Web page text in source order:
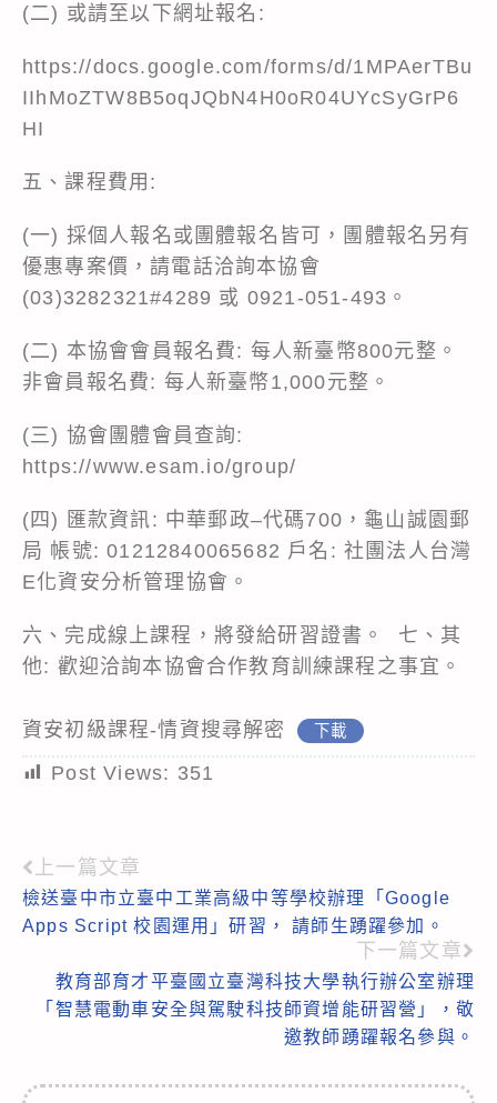
(二) 或請至以下網址報名:
https://docs.google.com/forms/d/1MPAerTBu
IIhMoZTW8B5oqJQbN4H0oR04UYcSyGrP6
HI
五、課程費用:
(一) 採個人報名或團體報名皆可，團體報名另有
優惠專案價，請電話洽詢本協會
(03)3282321#4289 或 0921-051-493。
(二) 本協會會員報名費: 每人新臺幣800元整。
非會員報名費: 每人新臺幣1,000元整。
(三) 協會團體會員查詢:
https://www.esam.io/group/
(四) 匯款資訊: 中華郵政–代碼700，龜山誠園郵
局 帳號: 01212840065682 戶名: 社團法人台灣
E化資安分析管理協會。
六、完成線上課程，將發給研習證書。 七、其
他: 歡迎洽詢本協會合作教育訓練課程之事宜。
資安初級課程-情資搜尋解密 下載
Post Views: 351
Read
more
上一篇文章
檢送臺中市立臺中工業高級中等學校辦理「Google
Apps Script 校園運用」研習， 請師生踴躍參加。
下一篇文章
教育部育才平臺國立臺灣科技大學執行辦公室辦理
「智慧電動車安全與駕駛科技師資增能研習營」，敬
邀教師踴躍報名參與。